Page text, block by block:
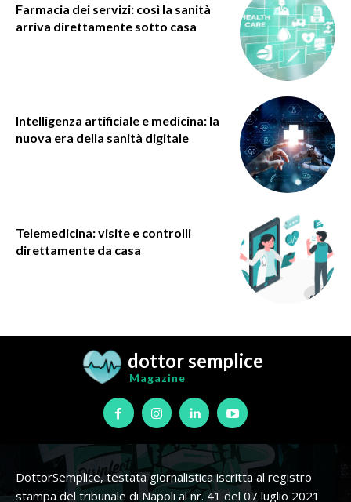
Farmacia dei servizi: così la sanità
arriva direttamente sotto casa
Intelligenza artificiale e medicina: la
nuova era della sanità digitale
Telemedicina: visite e controlli
direttamente da casa
dottor semplice
Magazine
DottorSemplice, testata giornalistica iscritta al registro
stampa del tribunale di Napoli al nr. 41 del 07 luglio 2021